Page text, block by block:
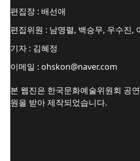
편집장 : 배선애
편집위원 : 남명렬, 백승무, 우수진,
기자 : 김혜정
이메일 : ohskon@naver.com
본 웹진은 한국문화예술위원회 공
원을 받아 제작되었습니다.